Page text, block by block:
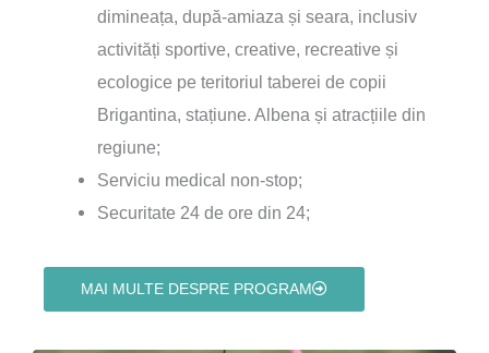
dimineața, după-amiaza și seara, inclusiv
activități sportive, creative, recreative și
ecologice pe teritoriul taberei de copii
Brigantina, stațiune. Albena și atracțiile din
regiune;
Serviciu medical non-stop;
Securitate 24 de ore din 24;
MAI MULTE DESPRE PROGRAM